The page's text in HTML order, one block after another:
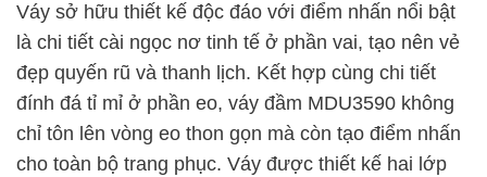
Váy sở hữu thiết kế độc đáo với điểm nhấn nổi bật
là chi tiết cài ngọc nơ tinh tế ở phần vai, tạo nên vẻ
đẹp quyến rũ và thanh lịch. Kết hợp cùng chi tiết
đính đá tỉ mỉ ở phần eo, váy đầm MDU3590 không
chỉ tôn lên vòng eo thon gọn mà còn tạo điểm nhấn
cho toàn bộ trang phục. Váy được thiết kế hai lớp